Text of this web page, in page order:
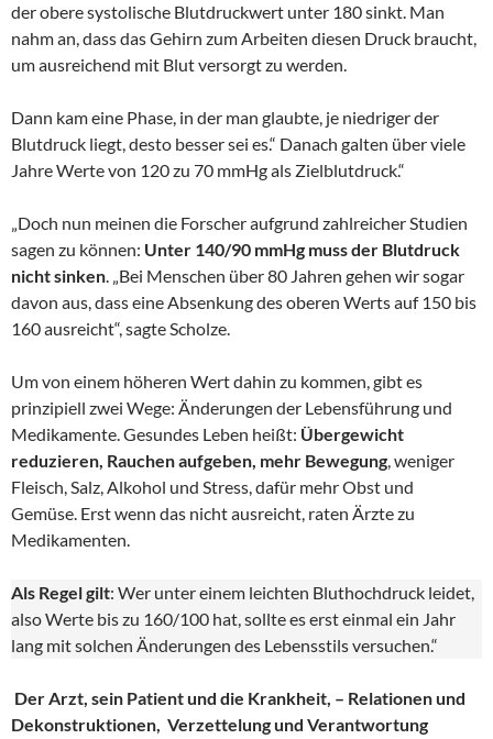
der obere systolische Blutdruckwert unter 180 sinkt. Man
nahm an, dass das Gehirn zum Arbeiten diesen Druck braucht,
um ausreichend mit Blut versorgt zu werden.
Dann kam eine Phase, in der man glaubte, je niedriger der
Blutdruck liegt, desto besser sei es.“ Danach galten über viele
Jahre Werte von 120 zu 70 mmHg als Zielblutdruck.“
„Doch nun meinen die Forscher aufgrund zahlreicher Studien
sagen zu können: Unter 140/90 mmHg muss der Blutdruck
nicht sinken. „Bei Menschen über 80 Jahren gehen wir sogar
davon aus, dass eine Absenkung des oberen Werts auf 150 bis
160 ausreicht“, sagte Scholze.
Um von einem höheren Wert dahin zu kommen, gibt es
prinzipiell zwei Wege: Änderungen der Lebensführung und
Medikamente. Gesundes Leben heißt: Übergewicht
reduzieren, Rauchen aufgeben, mehr Bewegung, weniger
Fleisch, Salz, Alkohol und Stress, dafür mehr Obst und
Gemüse. Erst wenn das nicht ausreicht, raten Ärzte zu
Medikamenten.
Als Regel gilt: Wer unter einem leichten Bluthochdruck leidet,
also Werte bis zu 160/100 hat, sollte es erst einmal ein Jahr
lang mit solchen Änderungen des Lebensstils versuchen.“
Der Arzt, sein Patient und die Krankheit, – Relationen und
Dekonstruktionen, Verzettelung und Verantwortung